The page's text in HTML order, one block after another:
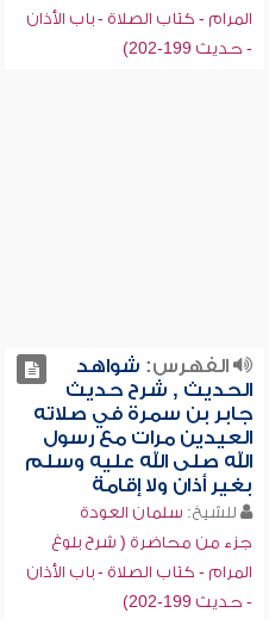
المرام - كتاب الصلاة - باب الأذان
- حديث 199-202)
الفهرس: شواهد
الحديث , شرح حديث
جابر بن سمرة في صلاته
العيدين مرات مع رسول
الله صلى الله عليه وسلم
بغير أذان ولا إقامة
للشيخ: سلمان العودة
جزء من محاضرة ( شرح بلوغ
المرام - كتاب الصلاة - باب الأذان
- حديث 199-202)